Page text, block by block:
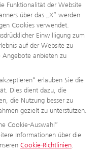
Funktionalität der Website
über das „X“ werden
Cookies verwendet.
Einwilligung zum
auf der Website zu
Angebote anbieten zu
erlauben Sie die
Dies dient dazu, die
die Nutzung besser zu
gezielt zu unterstützen.
Cookie-Auswahl“
Informationen über die
Cookie-Richtlinien